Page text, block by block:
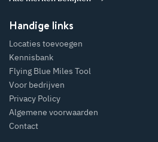
Handige links
Locaties toevoegen
Kennisbank
Flying Blue Miles Tool
Voor bedrijven
Privacy Policy
Algemene voorwaarden
Contact